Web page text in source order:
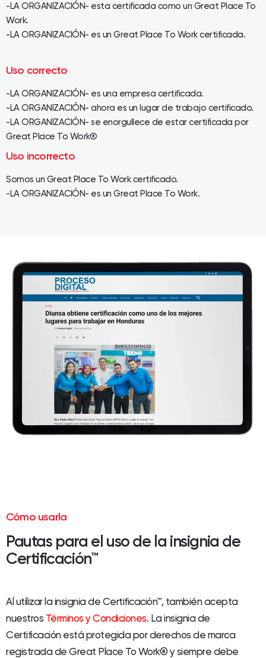
-LA ORGANIZACIÓN- esta certificada como un Great Place To
Work.
-LA ORGANIZACIÓN- es un Great Place To Work certificada.
Uso correcto
-LA ORGANIZACIÓN- es una empresa certificada.
-LA ORGANIZACIÓN- ahora es un lugar de trabajo certificado.
-LA ORGANIZACIÓN- se enorgullece de estar certificada por
Great Place To Work®
Uso incorrecto
Somos un Great Place To Work certificado.
-LA ORGANIZACIÓN- es un Great Place To Work.
Cómo usarla
Pautas para el uso de la insignia de
Certificación™
Al utilizar la insignia de Certificación™, también acepta
nuestros Términos y Condiciones. La insignia de
Certificación está protegida por derechos de marca
registrada de Great Place To Work® y siempre debe